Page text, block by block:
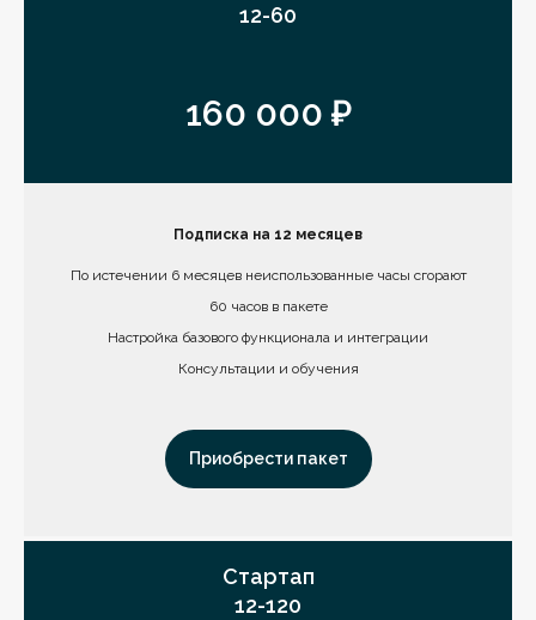
12-60
160 000 ₽
Подписка на 12 месяцев
По истечении 6 месяцев неиспользованные часы сгорают
60 часов в пакете
Настройка базового функционала и интеграции
Консультации и обучения
Приобрести пакет
Стартап
12-120